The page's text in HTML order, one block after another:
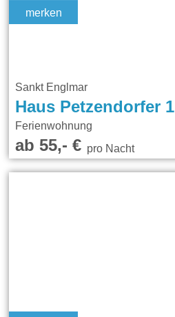
merken
Sankt Englmar
Haus Petzendorfer 1
Ferienwohnung
ab 55,- €pro Nacht